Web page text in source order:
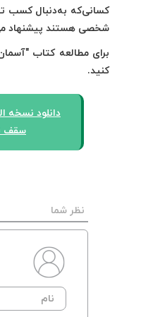
کسانی‌که به‌دنبال کسب
شخصی هستند پیشنهاد
برای مطالعه کتاب
کنید.
دانلود نسخه
سقف
نظر شما